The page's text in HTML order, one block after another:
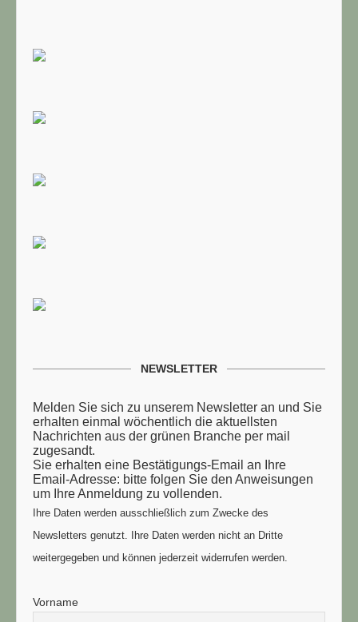
NEWSLETTER
Melden Sie sich zu unserem Newsletter an und Sie
erhalten einmal wöchentlich die aktuellsten
Nachrichten aus der grünen Branche per mail
zugesandt.
Sie erhalten eine Bestätigungs-Email an Ihre
Email-Adresse: bitte folgen Sie den Anweisungen
um Ihre Anmeldung zu vollenden.
Ihre Daten werden ausschließlich zum Zwecke des
Newsletters genutzt. Ihre Daten werden nicht an Dritte
weitergegeben und können jederzeit widerrufen werden.
Vorname